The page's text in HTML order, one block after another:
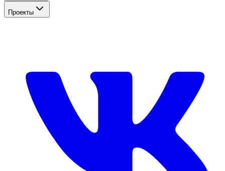
Проекты